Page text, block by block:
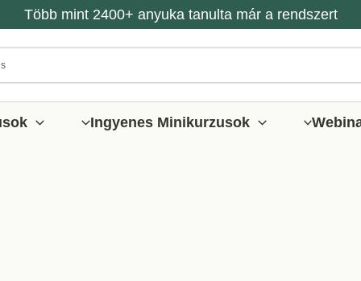
Több mint 2400+ anyuka tanulta már a rendszert
Ingyenes Minikurzusok